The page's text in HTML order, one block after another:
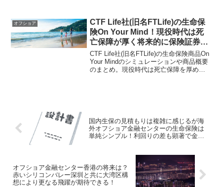
海外では保障型、貯蓄型、バランス型と
充実したラインナップとなっている。
オフショア
CTF Life社(旧名FTLife)の生命保
険On Your Mind！現役時代は死
亡保障が厚く将来的に保険証券を
担保に融資=非課税で年金受け取
り可能！
CTF Life社(旧名FTLife)の生命保険商品On
Your Mindのシミュレーションや商品概要
のまとめ。現役時代は死亡保障を厚め
国内生保の見積もりは複雑に感じるが海
外オフショア金融センターの生命保険は
単純シンプル！利回りの差も顕著で金融
オフショア金融センター香港の将来は？
赤いシリコンバレー深圳と共に大湾区構
想により更なる飛躍が期待できる！